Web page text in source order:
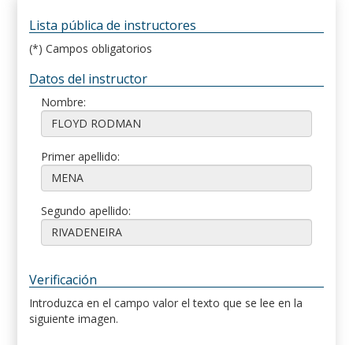
Lista pública de instructores
(*) Campos obligatorios
Datos del instructor
Nombre:
Primer apellido:
Segundo apellido:
Verificación
Introduzca en el campo valor el texto que se lee en la
siguiente imagen.